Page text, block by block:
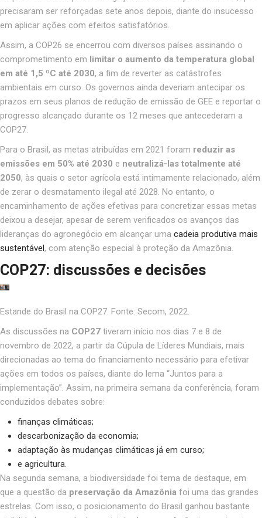
precisaram ser reforçadas sete anos depois, diante do insucesso
em aplicar ações com efeitos satisfatórios.
Assim, a COP26 se encerrou com diversos países assinando o
comprometimento em limitar o aumento da temperatura global
em até 1,5 ºC até 2030, a fim de reverter as catástrofes
ambientais em curso. Os governos ainda deveriam antecipar os
prazos em seus planos de redução de emissão de GEE e reportar o
progresso alcançado durante os 12 meses que antecederam a
COP27.
Para o Brasil, as metas atribuídas em 2021 foram reduzir as
emissões em 50% até 2030 e neutralizá-las totalmente até
2050, às quais o setor agrícola está intimamente relacionado, além
de zerar o desmatamento ilegal até 2028. No entanto, o
encaminhamento de ações efetivas para concretizar essas metas
deixou a desejar, apesar de serem verificados os avanços das
lideranças do agronegócio em alcançar uma cadeia produtiva mais
sustentável, com atenção especial à proteção da Amazônia.
COP27: discussões e decisões
Estande do Brasil na COP27. Fonte: Secom, 2022.
As discussões na COP27 tiveram início nos dias 7 e 8 de
novembro de 2022, a partir da Cúpula de Líderes Mundiais, mais
direcionadas ao tema do financiamento necessário para efetivar
ações em todos os países, diante do lema “Juntos para a
implementação”. Assim, na primeira semana da conferência, foram
conduzidos debates sobre:
finanças climáticas;
descarbonização da economia;
adaptação às mudanças climáticas já em curso;
e agricultura.
Na segunda semana, a biodiversidade foi tema de destaque, em
que a questão da preservação da Amazônia foi uma das grandes
estrelas. Com isso, o posicionamento do Brasil ganhou bastante